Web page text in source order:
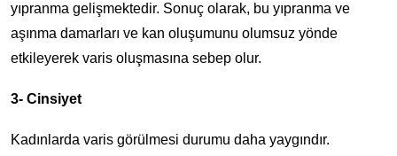
yıpranma gelişmektedir. Sonuç olarak, bu yıpranma ve
aşınma damarları ve kan oluşumunu olumsuz yönde
etkileyerek varis oluşmasına sebep olur.
3- Cinsiyet
Kadınlarda varis görülmesi durumu daha yaygındır.